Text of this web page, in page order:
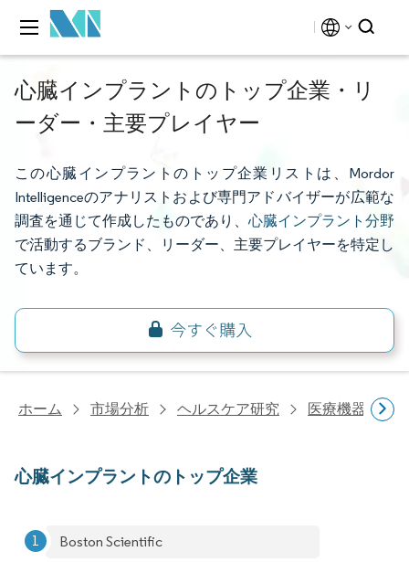
心臓インプラントのトップ企業・リ
ーダー・主要プレイヤー
この心臓インプラントのトップ企業リストは、Mordor
Intelligenceのアナリストおよび専門アドバイザーが広範な
調査を通じて作成したものであり、 心臓インプラント分野
で活動するブランド、リーダー、主要プレイヤーを特定し
ています。
ホーム 市場分析 ヘルスケア研究 医療機器研究
心臓インプラントのトップ企業
Boston Scientific